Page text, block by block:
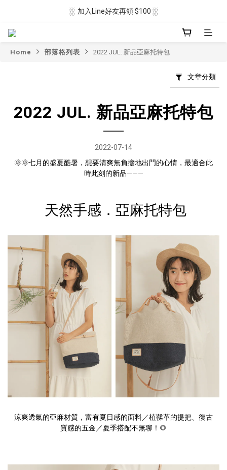
░  新會員註冊送 $50 ░
░  加入Line好友再領 $100 ░
░  新會員註冊送 $50 ░
Home 部落格列表 2022 JUL. 新品亞麻托特包
文章分類
2022 JUL. 新品亞麻托特包
2022-07-14
🌞🌞七月的盛夏酷暑，想要清爽無負擔地出門的心情，最適合此
時此刻的新品———
天然手感．亞麻托特包
涼爽透氣的亞麻材質，富有夏日感的面料／植鞣革的提把、復古
質感的五金／夏季搭配不無聊！🌻